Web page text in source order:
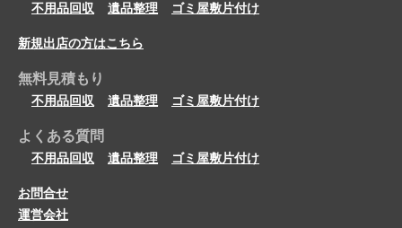
不用品回収 遺品整理 ゴミ屋敷片付け
新規出店の方はこちら
無料見積もり
不用品回収 遺品整理 ゴミ屋敷片付け
よくある質問
不用品回収 遺品整理 ゴミ屋敷片付け
お問合せ
運営会社